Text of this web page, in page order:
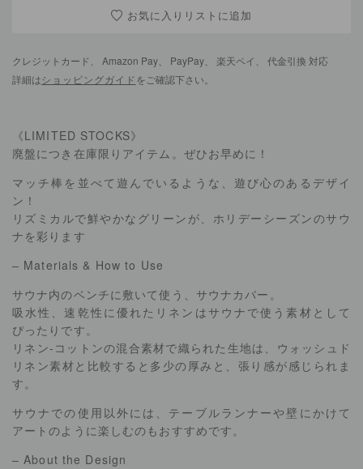
お気に入りリスト
クレジットカード、 Amazon Pay、 PayPay、 楽天ペイ、 代金引換 対応
詳細はショッピングガイド をご確認下さい。
《LIMITED STOCKS》
廃盤につき在庫限りアイテム。ぜひお早めに！
マッチ棒を並べて遊んでいるような、遊び心のあるデザイ
ン！
リズミカルで鮮やかなグリーンが、ホリデーシーズンのサウ
ナを彩ります
– Materials & How to Use
サウナ内のベンチに敷いて使う、サウナカバー。
吸水性、速乾性に優れたリネンはサウナで使う素材として
ぴったりです。
リネン-コットンの混合素材で織られた生地は、ウォッシュド
リネン素材と比較すると多少の厚みと、張り感が感じられま
す。
サウナでの使用以外には、テーブルランナーや壁にかけて
アートのように楽しむのもおすすめです。
– About the Design